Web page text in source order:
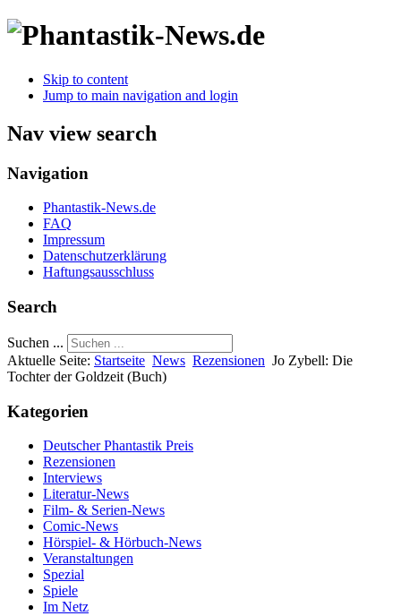
Skip to content
Jump to main navigation and login
Nav view search
Navigation
Phantastik-News.de
FAQ
Impressum
Datenschutzerklärung
Haftungsausschluss
Search
Suchen ...
Aktuelle Seite: Startseite News Rezensionen Jo Zybell: Die
Tochter der Goldzeit (Buch)
Kategorien
Deutscher Phantastik Preis
Rezensionen
Interviews
Literatur-News
Film- & Serien-News
Comic-News
Hörspiel- & Hörbuch-News
Veranstaltungen
Spezial
Spiele
Im Netz